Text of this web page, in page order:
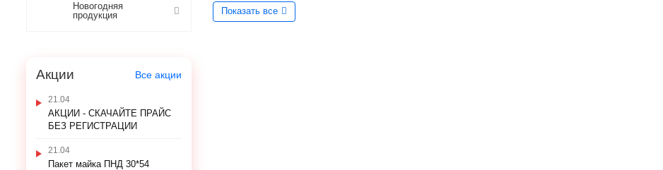
Показать все
Новогодняя
продукция
Акции Все акции
21.04
АКЦИИ - СКАЧАЙТЕ ПРАЙС
БЕЗ РЕГИСТРАЦИИ
21.04
Пакет майка ПНД 30*54